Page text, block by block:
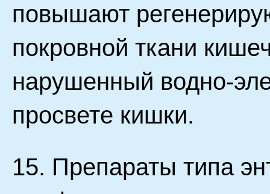
повышают
покровной ткани
нарушенный водно-
просвете кишки.
15. Препараты типа